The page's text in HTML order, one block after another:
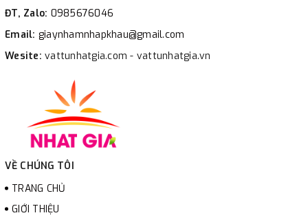
ĐT, Zalo: 0985676046
Email: giaynhamnhapkhau@gmail.com
Wesite: vattunhatgia.com - vattunhatgia.vn
VỀ CHÚNG TÔI
TRANG CHỦ
GIỚI THIỆU